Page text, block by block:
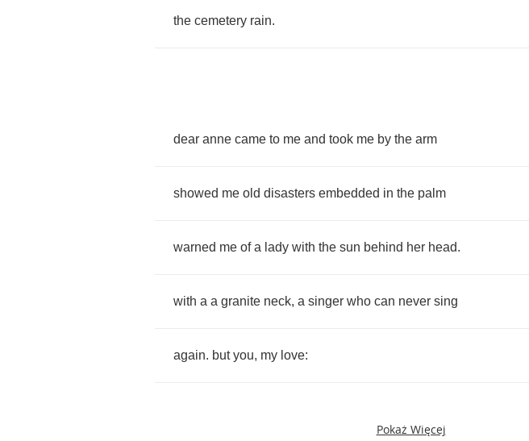
the cemetery rain.
dear anne came to me and took me by the arm
showed me old disasters embedded in the palm
warned me of a lady with the sun behind her head.
with a a granite neck, a singer who can never sing
again. but you, my love:
Pokaż Więcej